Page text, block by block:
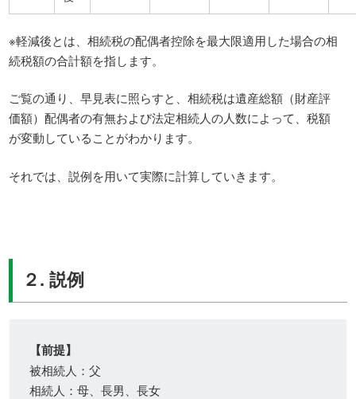
※軽減後とは、相続税の配偶者控除を最大限適用した場合の相
続税額の合計額を指します。
ご覧の通り、早見表に照らすと、相続税は遺産総額（財産評
価額）配偶者の有無および法定相続人の人数によって、税額
が変動していることがわかります。
それでは、説例を用いて実際に計算していきます。
２. 説例
【前提】
被相続人：父
相続人：母、長男、長女